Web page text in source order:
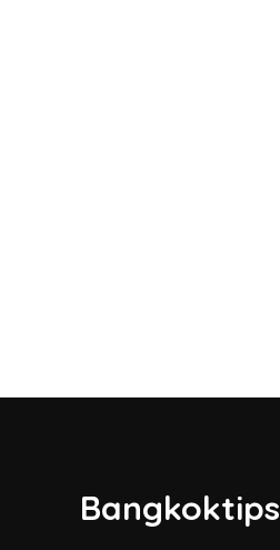
Bangkoktips